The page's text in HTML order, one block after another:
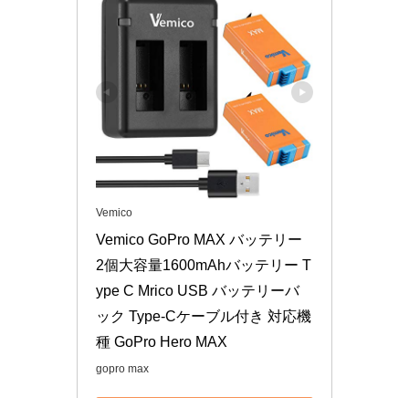
Vemico
Vemico GoPro MAX バッテリー
2個大容量1600mAhバッテリー T
ype C Mrico USB バッテリーバ
ック Type-Cケーブル付き 対応機
種 GoPro Hero MAX
gopro max